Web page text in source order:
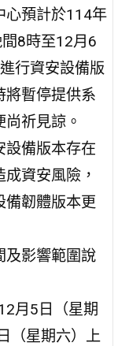
心預計於114年
8時至12月6
行資安設備版
將暫停提供系
祈見諒。
設備版本存在
資安風險，
備韌體版本更
及影響範圍說
月5日（星期
（星期六）上